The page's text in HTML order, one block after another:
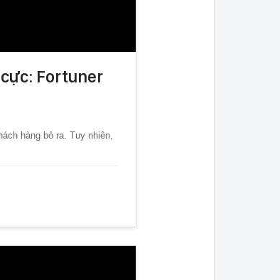
Fortuner
hàng bỏ ra. Tuy nhiên,